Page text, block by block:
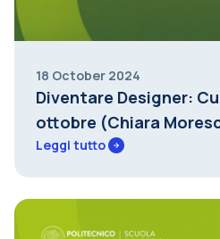
18 October 2024
Diventare Designer:
ottobre (Chiara
Leggi tutto